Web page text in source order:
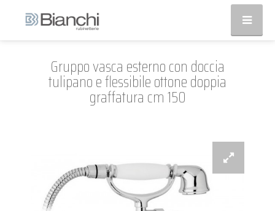
Gruppo vasca esterno con doccia
tulipano e flessibile ottone doppia
graffatura cm 150